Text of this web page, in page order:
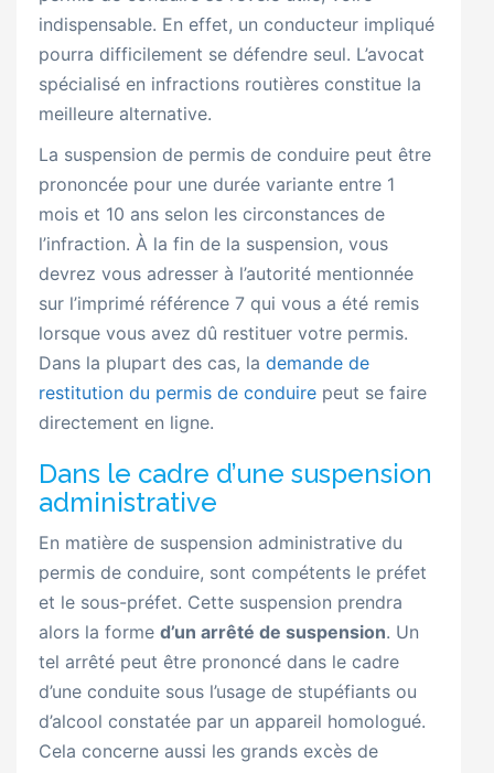
indispensable. En effet, un conducteur impliqué
pourra difficilement se défendre seul. L’avocat
spécialisé en infractions routières constitue la
meilleure alternative.
La suspension de permis de conduire peut être
prononcée pour une durée variante entre 1
mois et 10 ans selon les circonstances de
l’infraction. À la fin de la suspension, vous
devrez vous adresser à l’autorité mentionnée
sur l’imprimé référence 7 qui vous a été remis
lorsque vous avez dû restituer votre permis.
Dans la plupart des cas, la demande de
restitution du permis de conduire peut se faire
directement en ligne.
Dans le cadre d’une suspension
administrative
En matière de suspension administrative du
permis de conduire, sont compétents le préfet
et le sous-préfet. Cette suspension prendra
alors la forme d’un arrêté de suspension. Un
tel arrêté peut être prononcé dans le cadre
d’une conduite sous l’usage de stupéfiants ou
d’alcool constatée par un appareil homologué.
Cela concerne aussi les grands excès de